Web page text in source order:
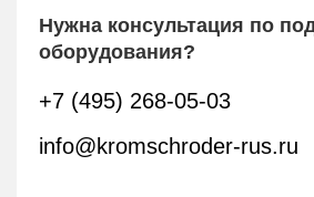
Нужна консультация по
оборудования?
+7 (495) 268-05-03
info@kromschroder-rus.ru